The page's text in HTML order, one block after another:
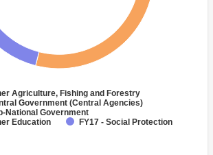
Agriculture, Fishing and Forestry
Government (Central Agencies)
National Government
Education
FY17 - Social Protection